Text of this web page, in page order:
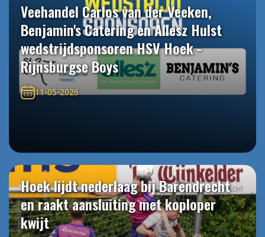
Veehandel Carlos van der Veeken,
Benjamin's Catering en Allesz Hulst
wedstrijdsponsoren HSV Hoek -
Rijnsburgse Boys
11-05-2026
Hoek lijdt nederlaag bij Barendrecht
en raakt aansluiting met koploper
kwijt